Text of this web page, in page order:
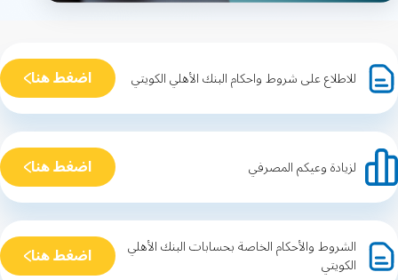
للاطلاع على شروط واحكام البنك الأهلي الكويتي اضغط هنا
لزيادة وعيكم المصرفي اضغط هنا
الشروط والأحكام الخاصة بحسابات البنك الأهلي
الكويتي اضغط هنا